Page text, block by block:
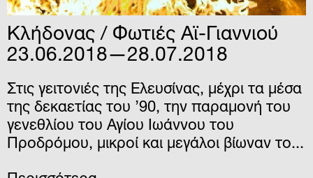
Κλήδονας / Φωτιές Αϊ-Γιαννιού
23.06.2018—28.07.2018
Στις γειτονιές της Ελευσίνας, μέχρι τα μέσα
της δεκαετίας του ’90, την παραμονή του
γενεθλίου του Αγίου Ιωάννου του
Προδρόμου, μικροί και μεγάλοι βίωναν το...